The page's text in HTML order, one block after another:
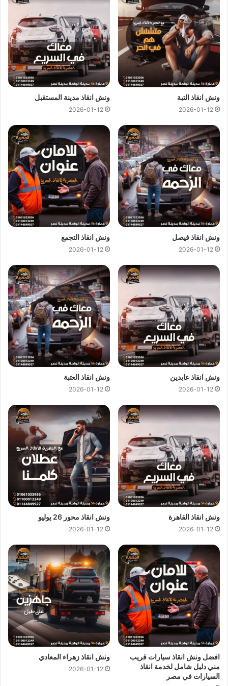
علي جميع خدماتانقاذ السيارات
ونش انقاذ المصرية لدينا دائما ونش انقاذ في العبورلسحب و انقاذ
سيارتك ونقلك الي اقرب مركز صيانة او توكيل سيارات ، اتصل بنا
الان ولا تترددونش انقاذالمصرية هوارخص ونش انقاذ في العبور
اتصل بنا عليرقم ونش انقاذ العبور 01144849927
01017439322
ليصلك
ونش انقاذ سيارات
سريع و مجهز بأحدث المعدات واحدث وسائل الامان والراحة.
ونش انقاذ سيارات بالعبور
من اهم اسباب نجاحونش المصرية لانقاذ السياراتهى خبرتنا
الكبيرة فيانقاذ السياراتونقل السياراتفنحن نمتلك اسطول
كبير من اوناش انقاذ السيارات لكي نستطيع تقديم خدمات انقاذ
السيارات بجودة عالية و اقل سعر لكي نصبحافضل ونش انقاذ في
العبوروارخص ونش انقاذ في العبورو جميع المحافظات.
اسعارونش انقاذ المصرية تعتبر رمزية لاننا نمتلك دائما
في العبوردائما و اوناشنا قريبة منك و نقدم خدماتنا باعلي جودة و
طريق GPS لنجعلك دائما في امان تام علي الطريق.
ونش انقاذ العبورمنونش المصرية لانقاذ السياراتلقد وفرنا عليك
عناء البحث عنونش انقاذ في العبورحيث اننا نوفر لك خدماتانقاذ
السيارات في العبورمن خلالاوناش انقاذ سياراتحديثة و مجهزة و
مراقبة بـ GPS
لتساعدك فينقل سياراتالي اقرب توكيل او اي
وجهة اخري تريد نقل السيارة اليها.
ارخص ونش انقاذ ، اسرع ونش انقاذ ، افضل ونش انقاذ ، اقرب ونش انقاذ ،
انقاذ السيارات ، انقاذ سيارات ، اوناش انقاذ السيارات ، تليفون ونش انقاذ ،
رقم ونش ، رقم ونش أنقاذ ، رقم ونش انقاذ ، ريكفري ، سحب سيارات ، سطحة
، سطحة سيارات ، نجدة طريق ، نقل سيارات ، ونش ، ونش امان ، ونش انقاذ
سريع ، ونش انقاذ قريب ، ونش سيارات ، ونش سيارة ، ونش طريق ، ونش
عربيات ، ونش نجدة ، ونش المصرية
ونش انقاذ التبة
2026-01-12
ونش انقاذ مدينة المستقبل
2026-01-12
ونش انقاذ فيصل
2026-01-12
ونش انقاذ التجمع
2026-01-12
ونش انقاذ عابدين
2026-01-12
ونش انقاذ العتبة
2026-01-12
ونش انقاذ القاهرة
2026-01-12
ونش انقاذ محور 26 يوليو
2026-01-12
افضل ونش انقاذ سيارات قريب
مني دليل شامل لخدمة انقاذ
السيارات في مصر
ونش انقاذ زهراء المعادي
2026-01-12